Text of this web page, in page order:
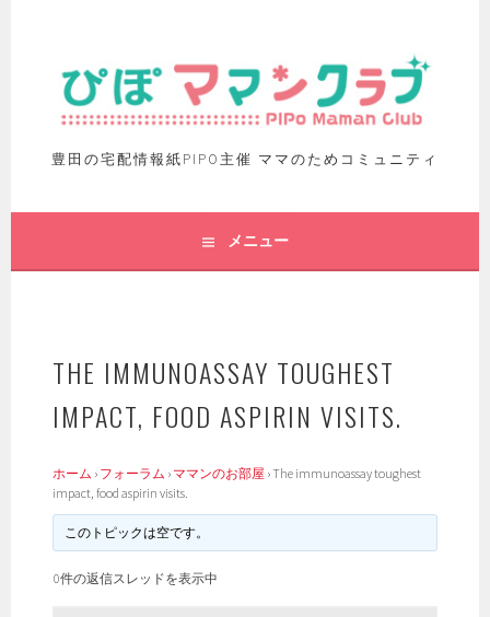
豊田の宅配情報紙PIPO主催 ママのためコミュニティ
メニュー
THE IMMUNOASSAY TOUGHEST
IMPACT, FOOD ASPIRIN VISITS.
ホーム › フォーラム › ママンのお部屋 ›The immunoassay toughest
impact, food aspirin visits.
このトピックは空です。
0件の返信スレッドを表示中